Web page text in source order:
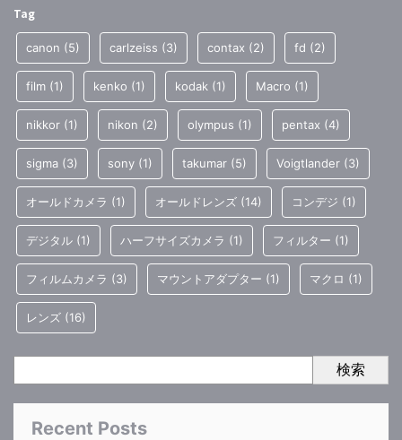
Tag
canon (5) carlzeiss (3) contax (2) fd (2)
film (1) kenko (1) kodak (1) Macro (1)
nikkor (1) nikon (2) olympus (1) pentax (4)
sigma (3) sony (1) takumar (5) Voigtlander (3)
オールドカメラ (1) オールドレンズ (14) コンデジ (1)
デジタル (1) ハーフサイズカメラ (1) フィルター (1)
フィルムカメラ (3) マウントアダプター (1) マクロ (1)
レンズ (16)
検索
Recent Posts